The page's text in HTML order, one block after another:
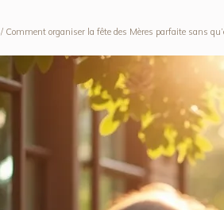
/ Comment organiser la fête des Mères parfaite sans